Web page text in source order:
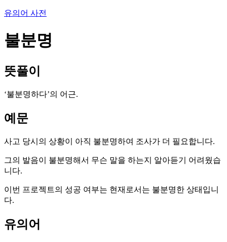
유의어 사전
불분명
뜻풀이
‘불분명하다’의 어근.
예문
사고 당시의 상황이 아직 불분명하여 조사가 더 필요합니다.
그의 발음이 불분명해서 무슨 말을 하는지 알아듣기 어려웠습
니다.
이번 프로젝트의 성공 여부는 현재로서는 불분명한 상태입니
다.
유의어